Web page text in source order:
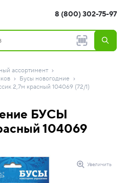
8 (800) 302-75-97
ассортимент
Бусы новогодние
2,7м красный 104069 (72/1)
БУСЫ
104069
Увеличить